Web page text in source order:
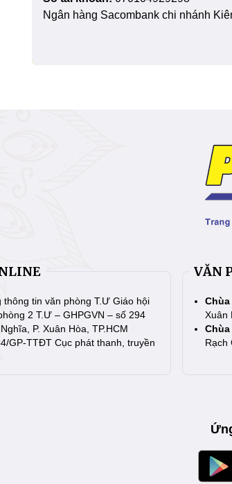
Ngân hàng Sacombank chi nhánh
thông tin văn phòng T.Ư Giáo hội
2 T.Ư – GHPGVN – số 294
P. Xuân Hòa, TP.HCM
GP-TTĐT Cục phát thanh, truyền
VĂN
Xuân
Rạch